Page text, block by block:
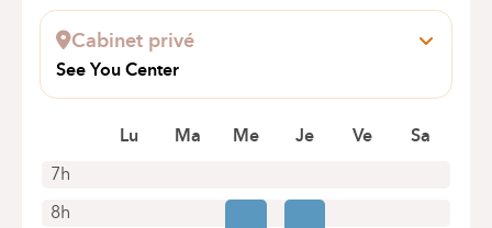
Rendez-vous uniquement par téléphone
1180 Uccle
+32 2 434 81 01
Rendez-vous uniquement par téléphone
Cabinet privé
See You Center
avenue des volontaires 102
Rendez-vous uniquement par téléphone
7h
8h
Lu Ma Me Je Ve Sa